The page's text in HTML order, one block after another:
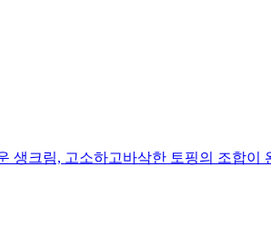
생크림, 고소하고바삭한 토핑의 조합